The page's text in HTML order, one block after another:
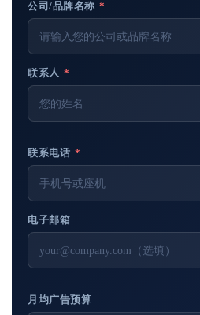
公司/品牌名称 *
联系人 *
联系电话 *
电子邮箱
月均广告预算